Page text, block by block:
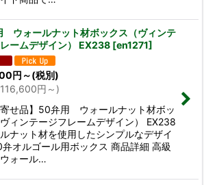
ウォールナット材ボックス（ヴィンテ
ームデザイン） EX238 [en1271]
円 ～(税別)
116,600円 ～ )
寄せ品】50弁用 ウォールナット材ボッ
ィンテージフレームデザイン） EX238
ナット材を使用したシンプルなデザイ
オルゴール用ボックス 商品詳細 高級
ォール…